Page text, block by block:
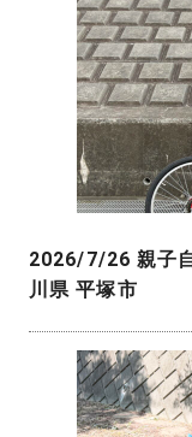
2026/7/26 親子
川県 平塚市